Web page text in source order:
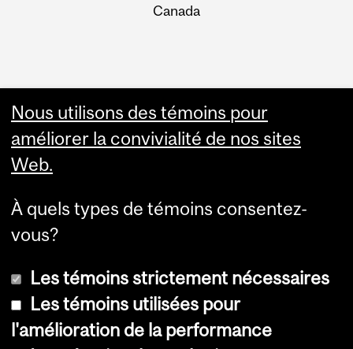
Canada
Nous utilisons des témoins pour
améliorer la convivialité de nos sites
Web.
À quels types de témoins consentez-
vous?
Les témoins strictement nécessaires
Les témoins utilisées pour
l'amélioration de la performance